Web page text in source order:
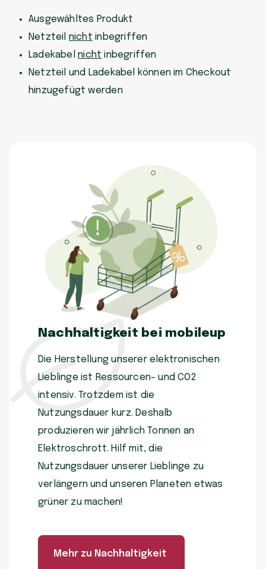
Ausgewähltes Produkt
Netzteil nicht inbegriffen
Ladekabelnicht inbegriffen
Netzteil und Ladekabel können im Checkout
hinzugefügt werden
Nachhaltigkeit bei mobileup
Die Herstellung unserer elektronischen
Lieblinge ist Ressourcen- und CO2
intensiv. Trotzdem ist die
Nutzungsdauer kurz. Deshalb
produzieren wir jährlich Tonnen an
Elektroschrott. Hilf mit, die
Nutzungsdauer unserer Lieblinge zu
verlängern und unseren Planeten etwas
grüner zu machen!
Mehr zu Nachhaltigkeit